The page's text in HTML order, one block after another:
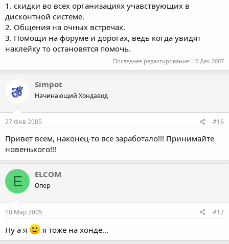
1. скидки во всех организациях учавствующих в
дисконтной системе.
2. Общения на очных встречах.
3. Помощи на форуме и дорогах, ведь когда увидят
наклейку то остановятся помочь.
Последнее редактирование: 10 Дек 2007
Simpot
Начинающий Хондавод
27 Фев 2005 #16
Привет всем, наконец-то все заработало!!! Принимайте
новенького!!!
E ELCOM
Опер
10 Мар 2005 #17
Ну а я я тоже на хонде...